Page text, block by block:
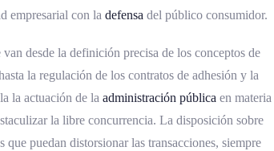
empresarial con la defensa del público consumidor.
desde la definición precisa de los conceptos de
la regulación de los contratos de adhesión y la
la actuación de la administración pública en materia
la libre concurrencia. La disposición sobre
puedan distorsionar las transacciones, siempre